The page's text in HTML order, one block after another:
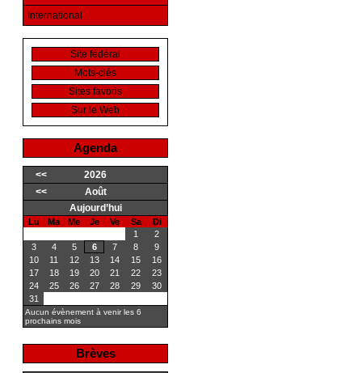
International
Site fédéral
Mots-clés
Sites favoris
Sur le Web
Agenda
<<
2026
<<
Août
Aujourd’hui
Lu Ma Me Je Ve Sa
Di
1
2
3
4 5 6 7 8
9
10
11 12 13 14 15
16
17
18 19 20 21 22
23
24
25 26 27 28 29
30
31
Aucun évènement à venir les 6
prochains mois
Brèves